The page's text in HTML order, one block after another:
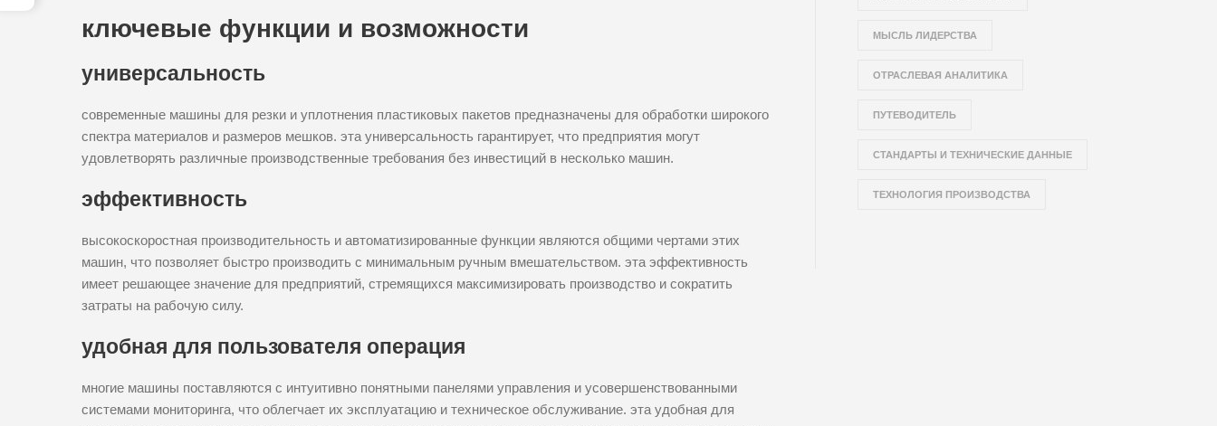
ключевые функции и возможности
универсальность
современные машины для резки и уплотнения пластиковых пакетов предназначены для обработки широкого
спектра материалов и размеров мешков. эта универсальность гарантирует, что предприятия могут
удовлетворять различные производственные требования без инвестиций в несколько машин.
эффективность
высокоскоростная производительность и автоматизированные функции являются общими чертами этих
машин, что позволяет быстро производить с минимальным ручным вмешательством. эта эффективность
имеет решающее значение для предприятий, стремящихся максимизировать производство и сократить
затраты на рабочую силу.
удобная для пользователя операция
многие машины поставляются с интуитивно понятными панелями управления и усовершенствованными
системами мониторинга, что облегчает их эксплуатацию и техническое обслуживание. эта удобная для
МЫСЛЬ ЛИДЕРСТВА
ОТРАСЛЕВАЯ АНАЛИТИКА
ПУТЕВОДИТЕЛЬ
СТАНДАРТЫ И ТЕХНИЧЕСКИЕ ДАННЫЕ
ТЕХНОЛОГИЯ ПРОИЗВОДСТВА